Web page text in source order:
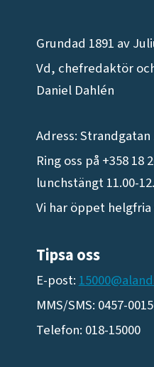
Grundad 1891 av
Vd, chefredaktör
Daniel Dahlén
Adress: Strandgatan
Ring oss på +358 18
lunchstängt 11.00-
Vi har öppet helgfria
Tipsa oss
E-post:
MMS/SMS: 0457-
Telefon: 018-15000